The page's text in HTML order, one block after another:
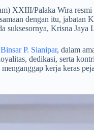
XXIII/Palaka Wira
dengan itu,
suksesornya, Krisna Jaya
P. Sianipar, dalam
dedikasi, serta
kerja keras